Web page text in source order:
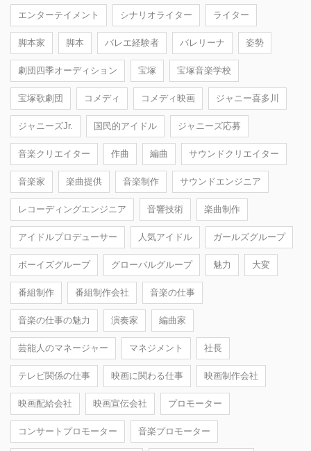
エンターテイメント シナリオライター ライター
脚本家 脚本 バレエ経験者 バレリーナ 姿勢
劇団四季オーディション 宝塚 宝塚音楽学校
宝塚歌劇団 コメディ コメディ映画 ジャニー喜多川
ジャニーズJr. 国民的アイドル ジャニーズ応募
音楽クリエイター 作曲 編曲 サウンドクリエイター
音楽家 楽曲提供 音楽制作 サウンドエンジニア
レコーディングエンジニア 音響技術 楽曲制作
アイドルプロデューサー 人気アイドル ガールズグループ
ボーイズグループ グローバルグループ 魅力 大変
番組制作 番組制作会社 音楽の仕事
音楽の仕事の魅力 演奏家 編曲家
芸能人のマネージャー マネジメント 社長
テレビ関係の仕事 映画に関わる仕事 映画制作会社
映画配給会社 映画宣伝会社 プロモーター
コンサートプロモーター 音楽プロモーター